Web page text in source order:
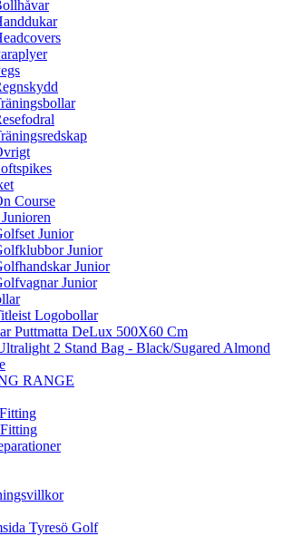
Course
Junior
Junior
Junior
Junior
Logobollar
Puttmatta DeLux 500X60 Cm
2 Stand Bag - Black/Sugared Almond
RANGE
Tyresö Golf